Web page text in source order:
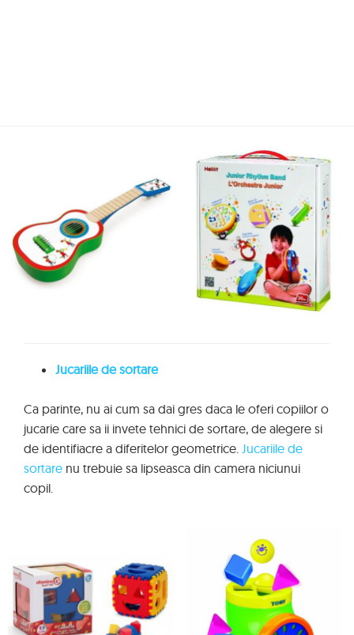
Jucariile de sortare
Ca parinte, nu ai cum sa dai gres daca le oferi copiilor o
jucarie care sa ii invete tehnici de sortare, de alegere si
de identifiacre a diferitelor geometrice. Jucariile de
sortare nu trebuie sa lipseasca din camera niciunui
copil.